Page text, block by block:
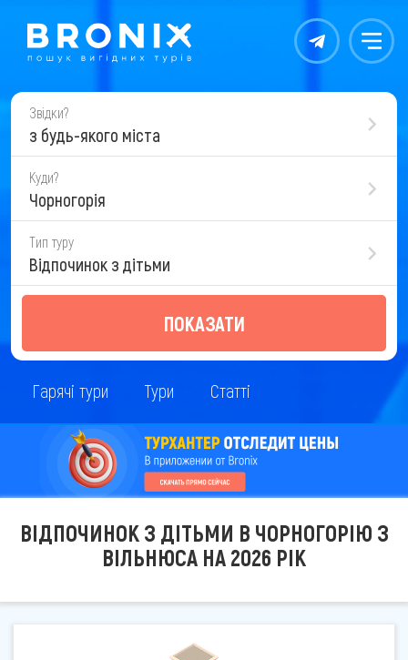
Контакты Меню
Звідки?
з будь-якого міста
Куди?
Чорногорія
Тип туру
Відпочинок з дітьми
ПОКАЗАТИ
Гарячі тури Тури Статті
ВІДПОЧИНОК З ДІТЬМИ В ЧОРНОГОРІЮ З
ВІЛЬНЮСА НА 2026 РІК